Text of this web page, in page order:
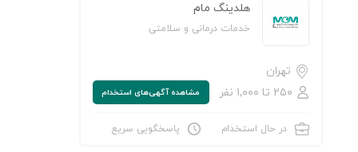
هلدینگ مام
خدمات درمانی و سلامتی
تهران
۲۵۰ تا ۱,۰۰۰ نفر
مشاهده‌ آگهی‌های استخدام
در حال استخدام پاسخگویی سریع